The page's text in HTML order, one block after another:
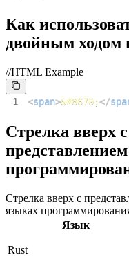
Как
двойным ходом
//HTML Example
1 <span>&#8670;</
Стрелка вверх
Стрелка вверх с
языках
Язык
Rust